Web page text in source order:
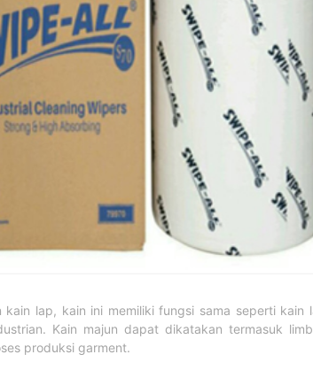
lap, kain ini memiliki fungsi sama seperti kain
Kain majun dapat dikatakan termasuk
produksi garment.